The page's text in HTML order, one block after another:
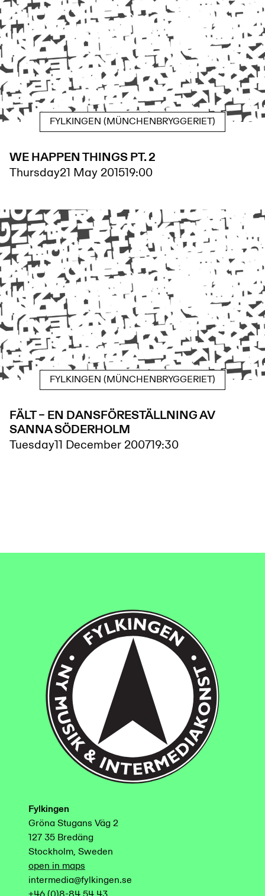
FYLKINGEN (MÜNCHENBRYGGERIET)
WE HAPPEN THINGS PT. 2
Thursday21 May 201519:00
FYLKINGEN (MÜNCHENBRYGGERIET)
FÄLT – EN DANSFÖRESTÄLLNING AV
SANNA SÖDERHOLM
Tuesday11 December 200719:30
Fylkingen
Gröna Stugans Väg 2
127 35 Bredäng
Stockholm, Sweden
open in maps
intermedia@fylkingen.se